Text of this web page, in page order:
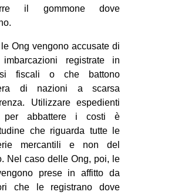
il gommone dove
le Ong vengono accusate di
imbarcazioni registrate in
fiscali o che battono
di nazioni a scarsa
Utilizzare espedienti
per abbattere i costi è
che riguarda tutte le
mercantili e non del
Nel caso delle Ong, poi, le
prese in affitto da
che le registrano dove